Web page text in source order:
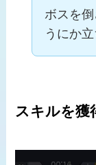
ボスを
うにか
スキルを獲